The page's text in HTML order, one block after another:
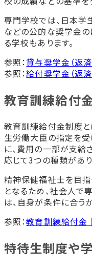
専門学校では、日本学
などの公的な奨学金
る学校もあります。
参照：貸与奨学金（返
参照：給付奨学金（返
教育訓練給付
教育訓練給付金制度
生労働大臣の指定を
に、費用の一部が支給
応じて3つの種類があ
精神保健福祉士を目
となるため、社会人で
は、自身が条件に合う
参照：教育訓練給付金
特待生制度や